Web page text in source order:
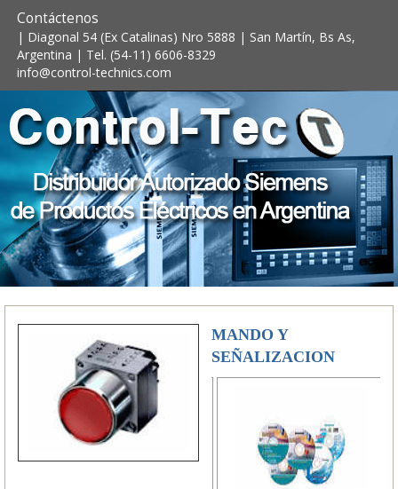
Contáctenos
| Diagonal 54 (Ex Catalinas) Nro 5888 | San Martín, Bs As,
Argentina | Tel. (54-11) 6606-8329
info@control-technics.com
MANDO Y
SEÑALIZACION